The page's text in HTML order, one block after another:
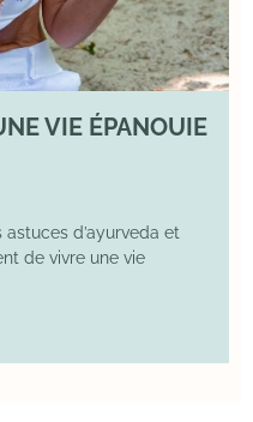
VIE ÉPANOUIE
d’ayurveda et
de vivre une vie